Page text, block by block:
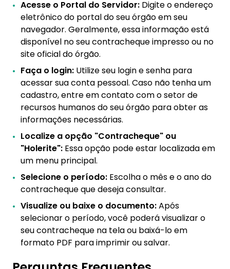
Acesse o Portal do Servidor: Digite o endereço
eletrônico do portal do seu órgão em seu
navegador. Geralmente, essa informação está
disponível no seu contracheque impresso ou no
site oficial do órgão.
Faça o login: Utilize seu login e senha para
acessar sua conta pessoal. Caso não tenha um
cadastro, entre em contato com o setor de
recursos humanos do seu órgão para obter as
informações necessárias.
Localize a opção "Contracheque" ou
"Holerite": Essa opção pode estar localizada em
um menu principal.
Selecione o período: Escolha o mês e o ano do
contracheque que deseja consultar.
Visualize ou baixe o documento:Após
selecionar o período, você poderá visualizar o
seu contracheque na tela ou baixá-lo em
formato PDF para imprimir ou salvar.